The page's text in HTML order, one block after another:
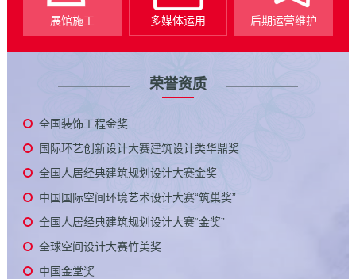
展馆施工 多媒体运用 后期运营维护
荣誉资质
全国装饰工程金奖
国际环艺创新设计大赛建筑设计类华鼎奖
全国人居经典建筑规划设计大赛金奖
中国国际空间环境艺术设计大赛“筑巢奖”
全国人居经典建筑规划设计大赛“金奖”
全球空间设计大赛竹美奖
中国金堂奖